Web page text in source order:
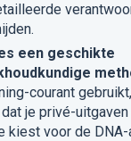
een geschikte
courant
je privé-
kiest voor de DNA-